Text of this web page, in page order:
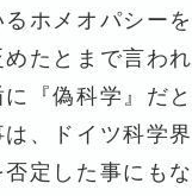
ホメオパシー
めたとまで言わ
『偽科学』だ
、ドイツ科学
定した事にも